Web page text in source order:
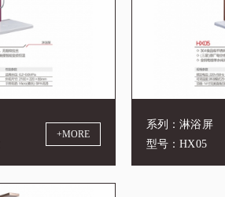
+MORE
系列：淋浴屏
型号：HX05